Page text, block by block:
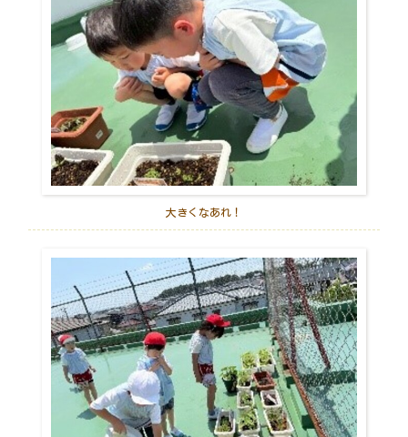
大きくなあれ！